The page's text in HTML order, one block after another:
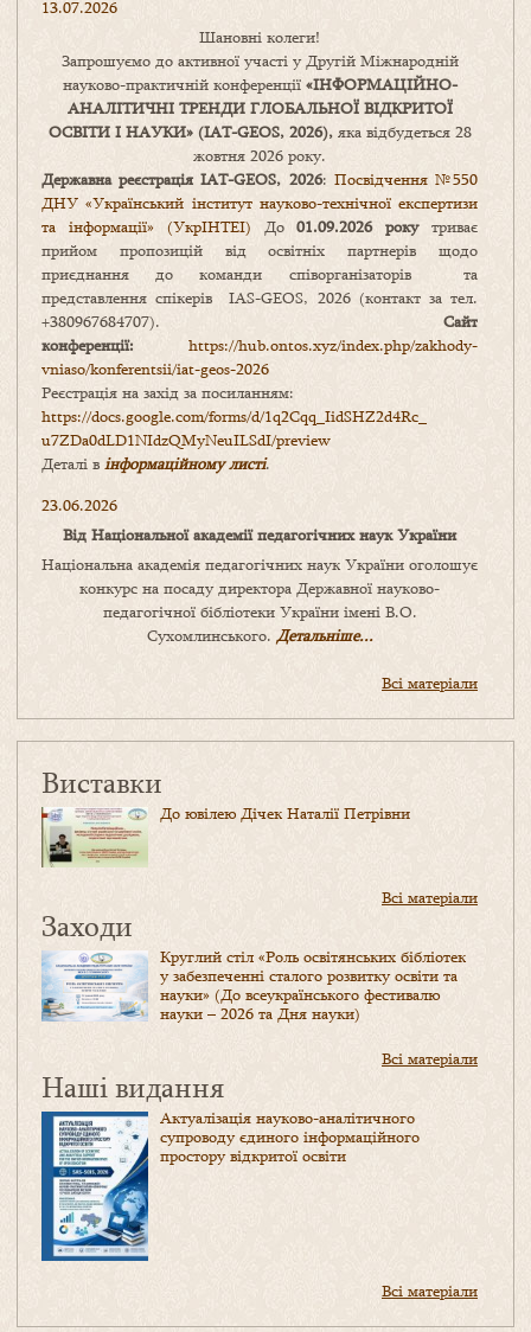
13.07.2026
Шановні колеги!
Запрошуємо до активної участі у Другій Міжнародній
науково-практичній конференції «ІНФОРМАЦІЙНО-
АНАЛІТИЧНІ ТРЕНДИ ГЛОБАЛЬНОЇ ВІДКРИТОЇ
ОСВІТИ І НАУКИ» (IAT-GEOS, 2026),яка відбудеться 28
жовтня 2026 року.
Державна реєстрація IAT-GEOS, 2026: Посвідчення №550
ДНУ «Український інститут науково-технічної експертизи
та інформації» (УкрІНТЕІ) До01.09.2026 рокутриває
прийом пропозицій від освітніх партнерів щодо
приєднання до команди співорганізаторів та
представлення спікерів IAS-GEOS, 2026 (контакт за тел.
+380967684707). Сайт
конференції: https://hub.ontos.xyz/index.php/zakhody-
vniaso/konferentsii/iat-geos-2026
Реєстрація на захід за посиланням:
https://docs.google.com/forms/d/1q2Cqq_IidSHZ2d4Rc_
u7ZDa0dLD1NIdzQMyNeuILSdI/preview
Деталі в інформаційному листі.
23.06.2026
Від Національної академії педагогічних наук України
Національна академія педагогічних наук України оголошує
конкурс на посаду директора Державної науково-
педагогічної бібліотеки України імені В.О.
Сухомлинського. Детальніше...
Всі матеріали
Виставки
До ювілею Дічек Наталії Петрівни
Всі матеріали
Заходи
Круглий стіл «Роль освітянських бібліотек
у забезпеченні сталого розвитку освіти та
науки» (До всеукраїнського фестивалю
науки – 2026 та Дня науки)
Всі матеріали
Наші видання
Актуалізація науково-аналітичного
супроводу єдиного інформаційного
простору відкритої освіти
Всі матеріали